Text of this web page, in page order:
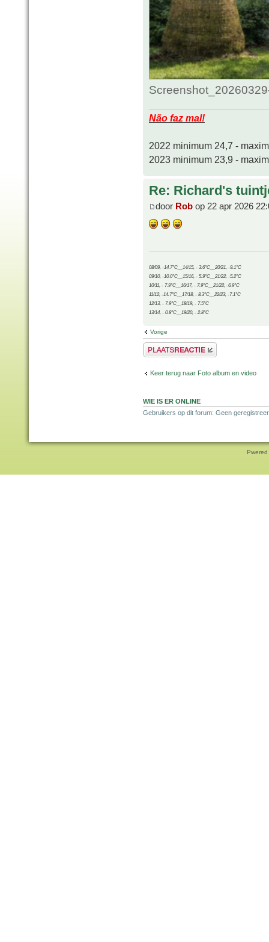
Não faz mal!
2022 minimum 24,7 -
2023 minimum 23,9 -
Re: Richard's
door Rob op 22 apr 2026
08/09, -14.7°C__14/15, - 3.6°C__20/21, -9.1°C
09/10, -10.0°C__15/16, - 5.9°C__21/22, -5.2°C
10/11, - 7.9°C__16/17, - 7.9°C__21/22, -6.9°C
11/12, -14.7°C__17/18, - 8.3°C__22/23, -7.1°C
12/13, - 7.9°C__18/19, - 7.5°C
13/14, - 0.8°C__19/20, - 2.8°C
Vorige
Plaats een reactie
Keer terug naar Foto album en video
WIE IS ER ONLINE
Gebruikers op dit forum: Geen